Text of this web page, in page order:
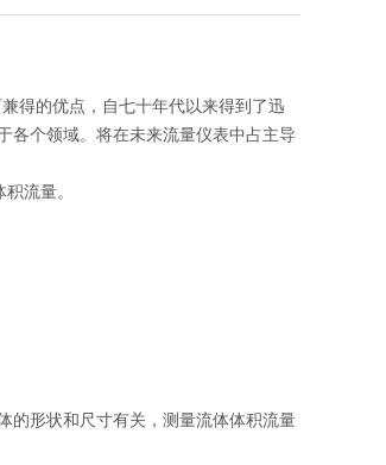
得的优点，自七十年代以来得到了迅
各个领域。将在未来流量仪表中占主导
流量。
的形状和尺寸有关，测量流体体积流量